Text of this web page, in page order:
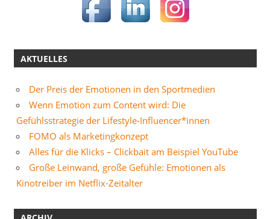
AKTUELLES
Der Preis der Emotionen in den Sportmedien
Wenn Emotion zum Content wird: Die
Gefühlsstrategie der Lifestyle-Influencer*innen
FOMO als Marketingkonzept
Alles für die Klicks – Clickbait am Beispiel YouTube
Große Leinwand, große Gefühle: Emotionen als
Kinotreiber im Netflix-Zeitalter